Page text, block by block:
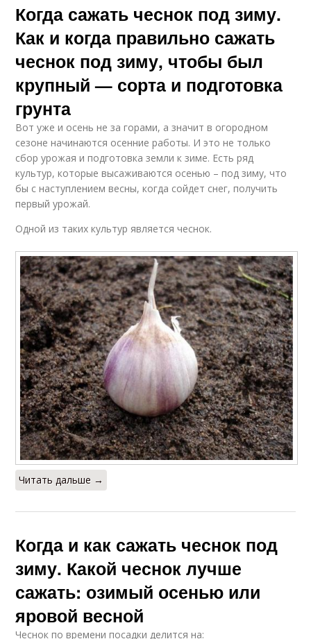
Когда сажать чеснок под зиму.
Как и когда правильно сажать
чеснок под зиму, чтобы был
крупный — сорта и подготовка
грунта
Вот уже и осень не за горами, а значит в огородном
сезоне начинаются осенние работы. И это не только
сбор урожая и подготовка земли к зиме. Есть ряд
культур, которые высаживаются осенью – под зиму, что
бы с наступлением весны, когда сойдет снег, получить
первый урожай.
Одной из таких культур является чеснок.
Читать дальше →
Когда и как сажать чеснок под
зиму. Какой чеснок лучше
сажать: озимый осенью или
яровой весной
Чеснок по времени посадки делится на: